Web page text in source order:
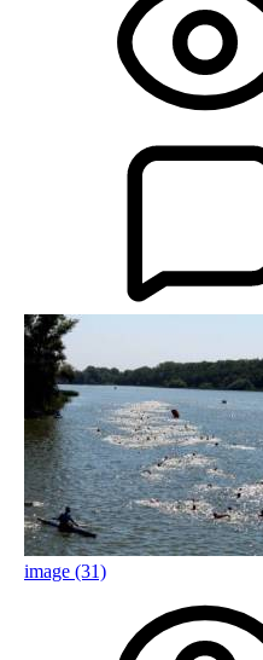
image (31)